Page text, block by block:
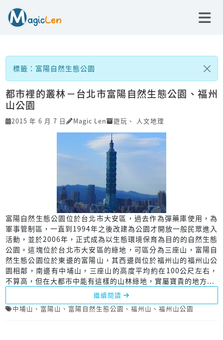
標籤：富陽自然生態公園
都市裡的叢林－台北市富陽自然生態公園、福州
山公園
2015 年 6 月 7 日 Magic Len 遊玩 、 人文地理
富陽自然生態公園位於台北市大安區，過去作為彈藥庫使用，為
軍事管制區，一直到1994年之後改建為公園才開放一般民眾進入
活動，並於2006年，正式成為以生態環境保育為目的的自然生態
公園。這塊位於台北市大安區的綠地，可區分為三座山，富陽自
然生態公園位於東邊的富陽山，其西邊與位於福州山的福州山公
園相鄰，南邊有中埔山，三座山的高度平均約在100公尺左右，
不算高，但在大都市中能有這樣的山林綠地，實屬寶貴的地方...
繼續閱讀
中埔山 、 富陽山 、 富陽自然生態公園 、 福州山 、 福州山公園